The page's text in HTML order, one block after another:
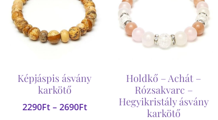
Képjáspis ásvány
karkötő
2290Ft – 2690Ft
Holdkő – Achát –
Rózsakvarc –
Hegyikristály ásvány
karkötő